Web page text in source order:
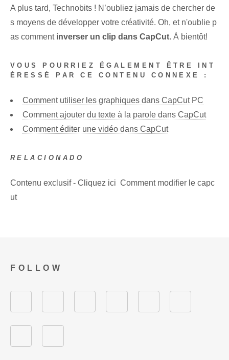
A plus tard, Technobits ! N’oubliez jamais de chercher de
s moyens de développer votre créativité. Oh, et n'oublie p
as comment inverser un clip dans CapCut. À bientôt!
VOUS POURRIEZ ÉGALEMENT ÊTRE INT
ÉRESSÉ PAR CE CONTENU CONNEXE :
Comment utiliser les graphiques dans CapCut PC
Comment ajouter du texte à la parole dans CapCut
Comment éditer une vidéo dans CapCut
RELACIONADO
Contenu exclusif - Cliquez ici Comment modifier le capc
ut
FOLLOW